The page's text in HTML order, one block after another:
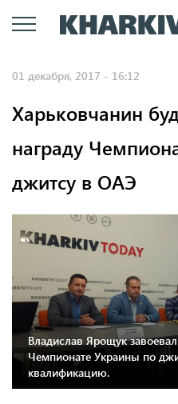
01 декабря, 2017 - 16:12
Харьковчанин
награду
джитсу в ОАЭ
Владислав Ярощук
Чемпионате Украины по
квалификацию.